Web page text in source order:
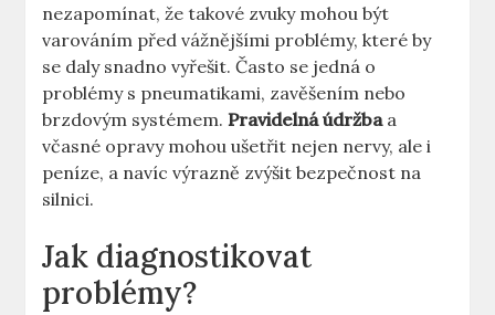
nezapomínat, že takové zvuky mohou být
varováním před vážnějšími problémy, které by
se daly snadno vyřešit. Často se jedná o
problémy s pneumatikami, zavěšením nebo
brzdovým systémem.Pravidelná údržbaa
včasné opravy mohou ušetřit nejen nervy, ale i
peníze, a navíc výrazně zvýšit bezpečnost na
silnici.
Jak diagnostikovat
problémy?